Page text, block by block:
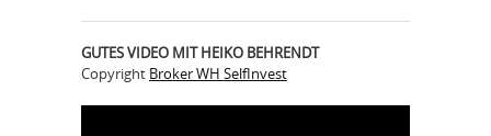
GUTES VIDEO MIT HEIKO BEHRENDT
Copyright Broker WH SelfInvest